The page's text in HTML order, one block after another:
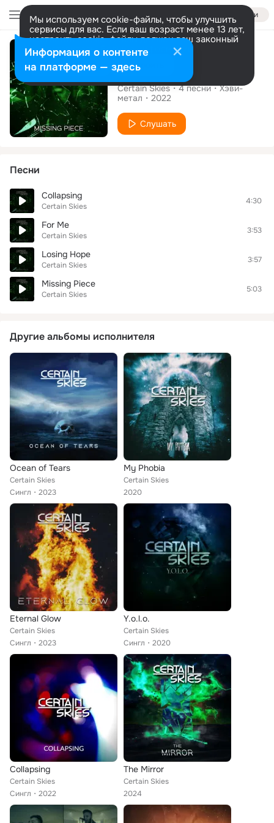
Войти
Мы используем cookie-файлы, чтобы улучшить
сервисы для вас. Если ваш возраст менее 13 лет,
настроить cookie-файлы должен ваш законный
представитель. Больше информации
Разрешить все Настроить
Альбом
Missing Piece
Certain Skies 4песни
Хэви-
метал
2022
Слушать
Песни
Collapsing
Certain Skies
4:30
For Me
Certain Skies
3:53
Losing Hope
Certain Skies
3:57
Missing Piece
Certain Skies
5:03
Другие альбомы исполнителя
Ocean of Tears
Certain Skies
Сингл
2023
My Phobia
Certain Skies
2020
Eternal Glow
Certain Skies
Сингл
2023
Y.o.l.o.
Certain Skies
Сингл
2020
Collapsing
Certain Skies
Сингл
2022
The Mirror
Certain Skies
2024
Информация о контенте
на платформе — здесь